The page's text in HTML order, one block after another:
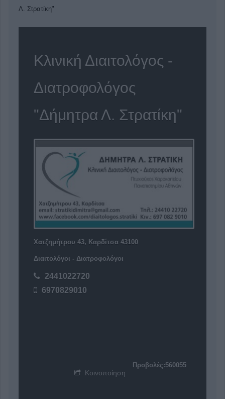
Λ. Στρατίκη"
Κλινική Διαιτολόγος -
Διατροφολόγος
"Δήμητρα Λ. Στρατίκη"
Χατζημήτρου 43, Καρδίτσα 43100
Διαιτολόγοι - Διατροφολόγοι
2441022720
6970829010
Προβολές:560055
Κοινοποίηση